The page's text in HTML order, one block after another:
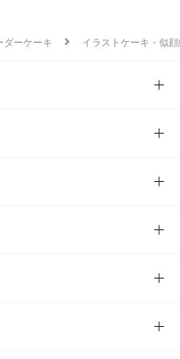
ダーケーキ イラストケーキ・似